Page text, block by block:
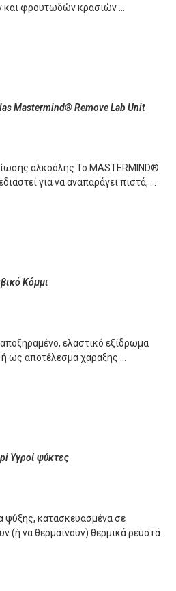
και φρουτωδών κρασιών …
Mastermind® Remove Lab Unit
αλκοόλης Το MASTERMIND®
για να αναπαράγει πιστά, …
Κόμμι
ελαστικό εξίδρωμα
ως αποτέλεσμα χάραξης …
Υγροί ψύκτες
κατασκευασμένα σε
(ή να θερμαίνουν) θερμικά ρευστά